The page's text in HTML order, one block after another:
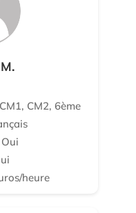
CM2, 6ème
heure